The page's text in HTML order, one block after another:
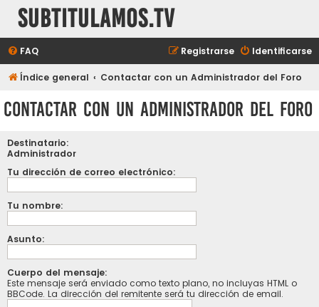
subtitulamos.tv
FAQ Identificarse
Registrarse
Índice general Contactar con un Administrador del Foro
Contactar con un Administrador del Foro
Destinatario:
Administrador
Tu dirección de correo electrónico:
Tu nombre:
Asunto:
Cuerpo del mensaje:
Este mensaje será enviado como texto plano, no incluyas HTML o
BBCode. La dirección del remitente será tu dirección de email.